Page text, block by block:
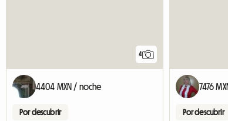
4
4404 MXN / noche
Por descubrir
7476
Por descubrir